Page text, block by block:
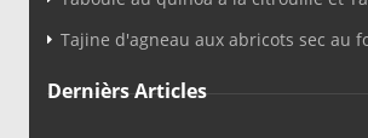
Tajine d'agneau aux abricots sec au
Dernièrs Articles